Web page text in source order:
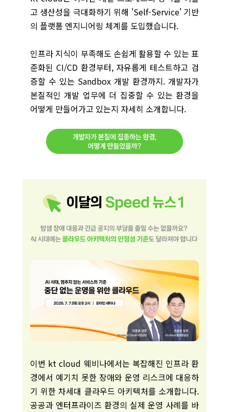
고 생산성을 극대화하기 위해 'Self-Service' 기반
의 플랫폼 엔지니어링 체계를 도입했습니다.
인프라 지식이 부족해도 손쉽게 활용할 수 있는 표
준화된 CI/CD 환경부터, 자유롭게 테스트하고 검
증할 수 있는 Sandbox 개발 환경까지. 개발자가
본질적인 개발 업무에 더 집중할 수 있는 환경을
어떻게 만들어가고 있는지 자세히 소개합니다.
이번 kt cloud 웨비나에서는 복잡해진 인프라 환
경에서 예기치 못한 장애와 운영 리스크에 대응하
기 위한 차세대 클라우드 아키텍처를 소개합니다.
공공과 엔터프라이즈 환경의 실제 운영 사례를 바